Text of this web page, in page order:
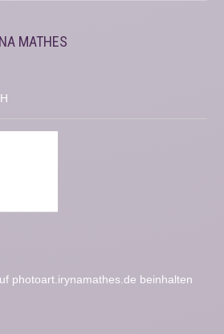
MATHES
photoart.irynamathes.de beinhalten